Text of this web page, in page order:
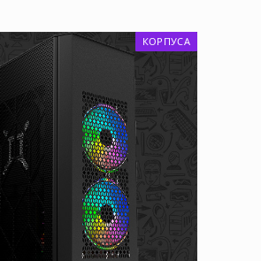
КОРПУСА